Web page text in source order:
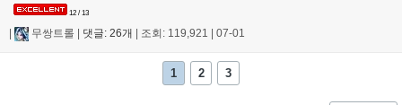
12 / 13
무쌍트롤 댓글: 26개 조회: 119,921 07-01
1 2 3